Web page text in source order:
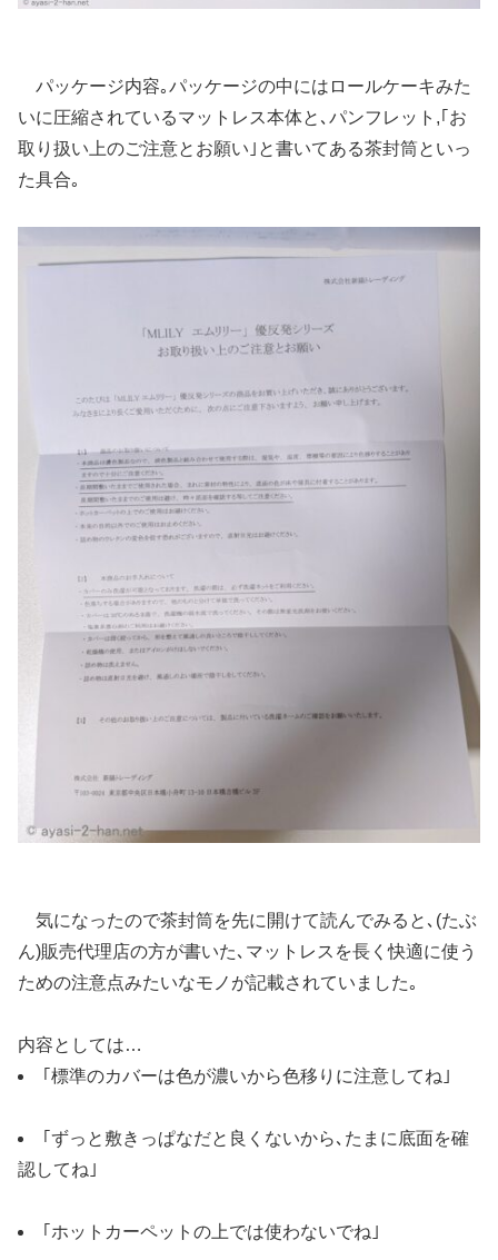
パッケージ内容｡パッケージの中にはロールケーキみた
いに圧縮されているマットレス本体と､パンフレット,｢お
取り扱い上のご注意とお願い｣と書いてある茶封筒といっ
た具合｡
気になったので茶封筒を先に開けて読んでみると､(たぶ
ん)販売代理店の方が書いた､マットレスを長く快適に使う
ための注意点みたいなモノが記載されていました｡
内容としては…
｢標準のカバーは色が濃いから色移りに注意してね｣
｢ずっと敷きっぱなだと良くないから､たまに底面を確
認してね｣
｢ホットカーペットの上では使わないでね｣